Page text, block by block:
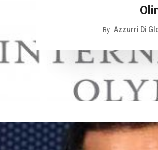
By Azzurri Di